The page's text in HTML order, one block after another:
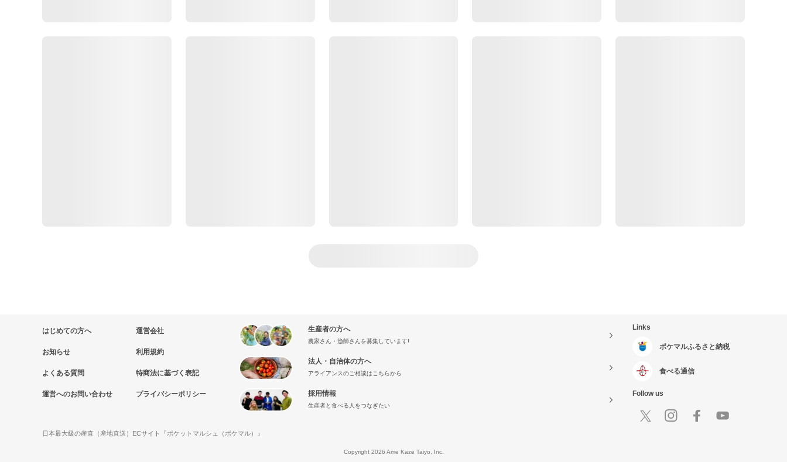
はじめての方へ
お知らせ
よくある質問
運営へのお問い合わせ
運営会社
利用規約
特商法に基づく表記
プライバシーポリシー
生産者の方へ
農家さん・漁師さんを募集しています!
法人・自治体の方へ
アライアンスのご相談はこちらから
採用情報
生産者と食べる人をつなぎたい
Links
ポケマルふるさと納税
食べる通信
Follow us
日本最大級の産直（産地直送）ECサイト『ポケットマルシェ（ポケマル）』
Copyright 2026 Ame Kaze Taiyo, Inc.